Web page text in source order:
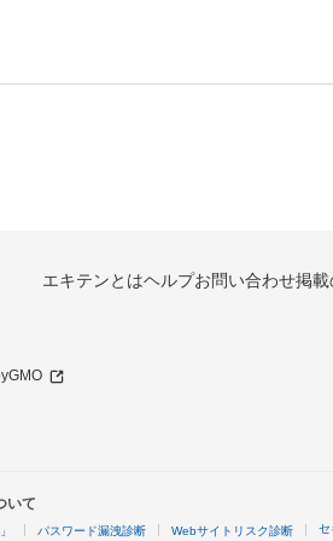
エキテンとはヘルプお問い合わせ掲載
いて
パスワード漏洩診断 Webサイトリスク診断 セ